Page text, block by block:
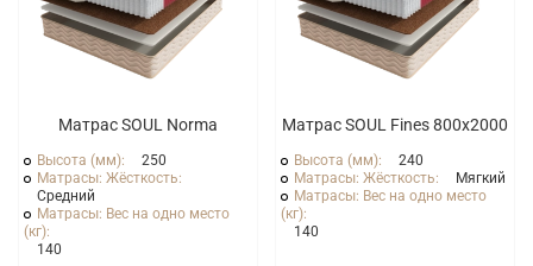
Матрас SOUL Norma
Высота (мм):
250
Матрасы: Жёсткость:
Средний
Матрасы: Вес на одно место
(кг):
140
Матрас SOUL Fines 800x2000
Высота (мм):
240
Матрасы: Жёсткость:
Мягкий
Матрасы: Вес на одно место
(кг):
140